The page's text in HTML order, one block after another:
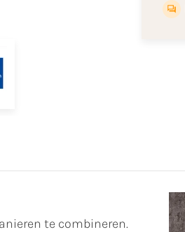
te combineren.